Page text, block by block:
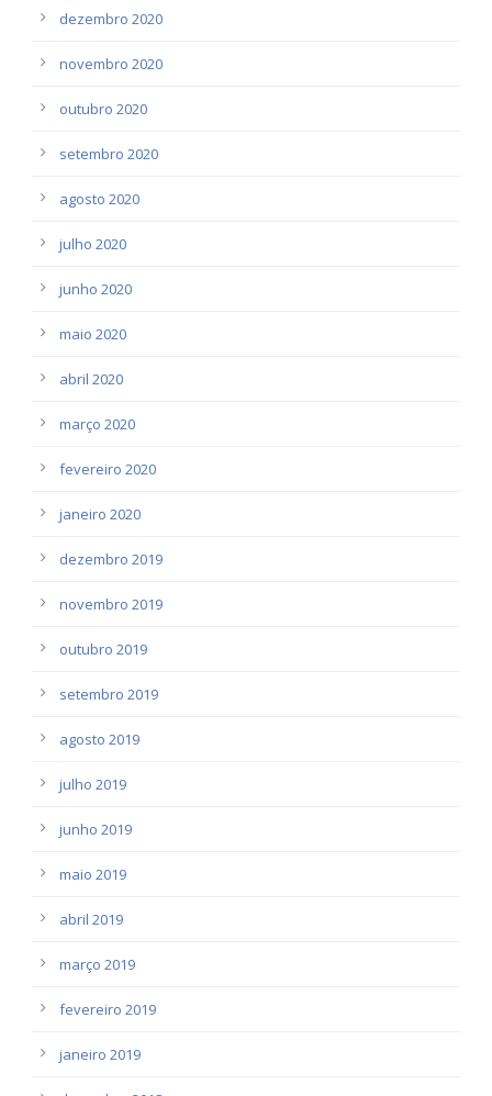
dezembro 2020
novembro 2020
outubro 2020
setembro 2020
agosto 2020
julho 2020
junho 2020
maio 2020
abril 2020
março 2020
fevereiro 2020
janeiro 2020
dezembro 2019
novembro 2019
outubro 2019
setembro 2019
agosto 2019
julho 2019
junho 2019
maio 2019
abril 2019
março 2019
fevereiro 2019
janeiro 2019